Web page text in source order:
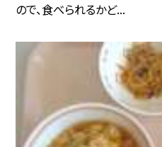
ので、食べられるかど...